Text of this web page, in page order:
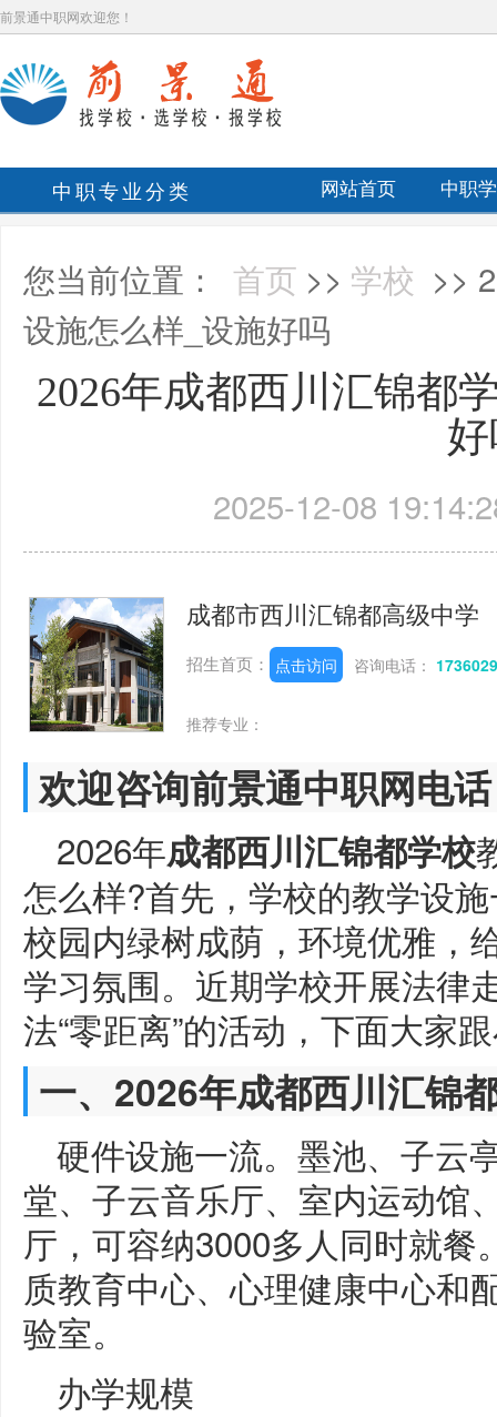
前景通中职网欢迎您！
中职专业分类 网站首页 中职
您当前位置： 首页 >> 学校 >>
设施怎么样_设施好吗
2026年成都西川汇锦都
2025-12-08
成都市西川汇锦都高级中学
招生首页： 点击访问 咨询电话：
推荐专业：
欢迎咨询前景通中职网电
2026年成都西川汇锦都学校
怎么样?首先，学校的教学设
校园内绿树成荫，环境优雅，
学习氛围。近期学校开展法律
法“零距离”的活动，下面大家
一、2026年成都西川汇锦
硬件设施一流。墨池、子云
堂、子云音乐厅、室内运动馆
厅，可容纳3000多人同时就
质教育中心、心理健康中心和
验室。
办学规模